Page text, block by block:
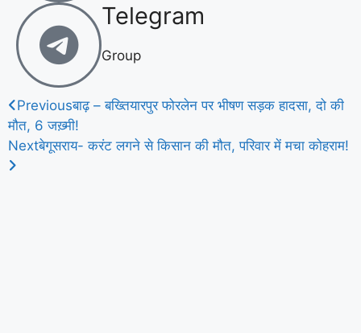
Telegram
Group
Previousबाढ़ – बख्तियारपुर फोरलेन पर भीषण सड़क हादसा, दो की
मौत, 6 जख़्मी!
Nextबेगूसराय- करंट लगने से किसान की मौत, परिवार में मचा कोहराम!